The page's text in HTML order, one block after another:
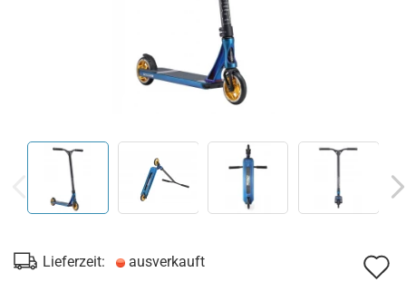
Lieferzeit: ausverkauft